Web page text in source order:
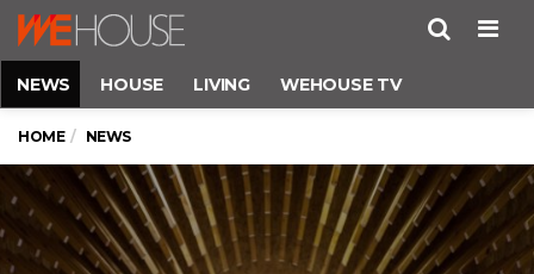
NEWS HOUSE LIVING WEHOUSE TV
HOME NEWS